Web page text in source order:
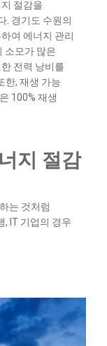
절감을
. 경기도 수원의
여 에너지 관리
소모가 많은
전력 낭비를
한, 재생 가능
100% 재생
지 절감
는 것처럼
, IT 기업의 경우